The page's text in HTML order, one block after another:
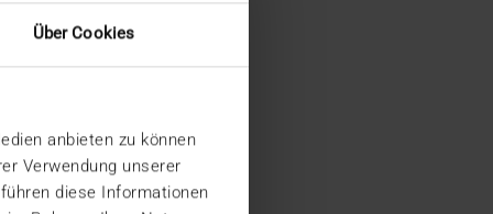
Über Cookies
anbieten zu können
Verwendung unserer
diese Informationen
Februar (3)
Dezember (5)
November (6)